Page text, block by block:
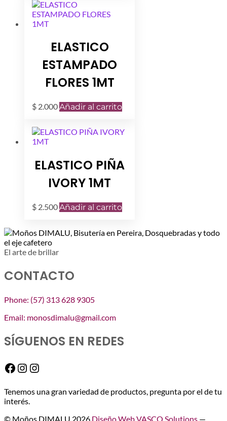
ELASTICO
ESTAMPADO
FLORES 1MT
$ 2.000Añadir al carrito
ELASTICO PIÑA
IVORY 1MT
$ 2.500Añadir al carrito
El arte de brillar
CONTACTO
Phone: (57) 313 628 9305
Email: monosdimalu@gmail.com
SÍGUENOS EN REDES
Facebook
Instagram
Instagram
Tenemos una gran variedad de productos, pregunta por el de tu
interés.
© Moños DIMALU 2026 Diseño Web VASCO Solutions —